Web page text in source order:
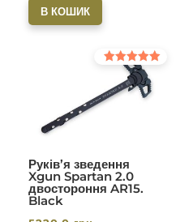
В КОШИК
Руків’я зведення
Xgun Spartan 2.0
двостороння AR15.
Black
Оцінено в
з 5